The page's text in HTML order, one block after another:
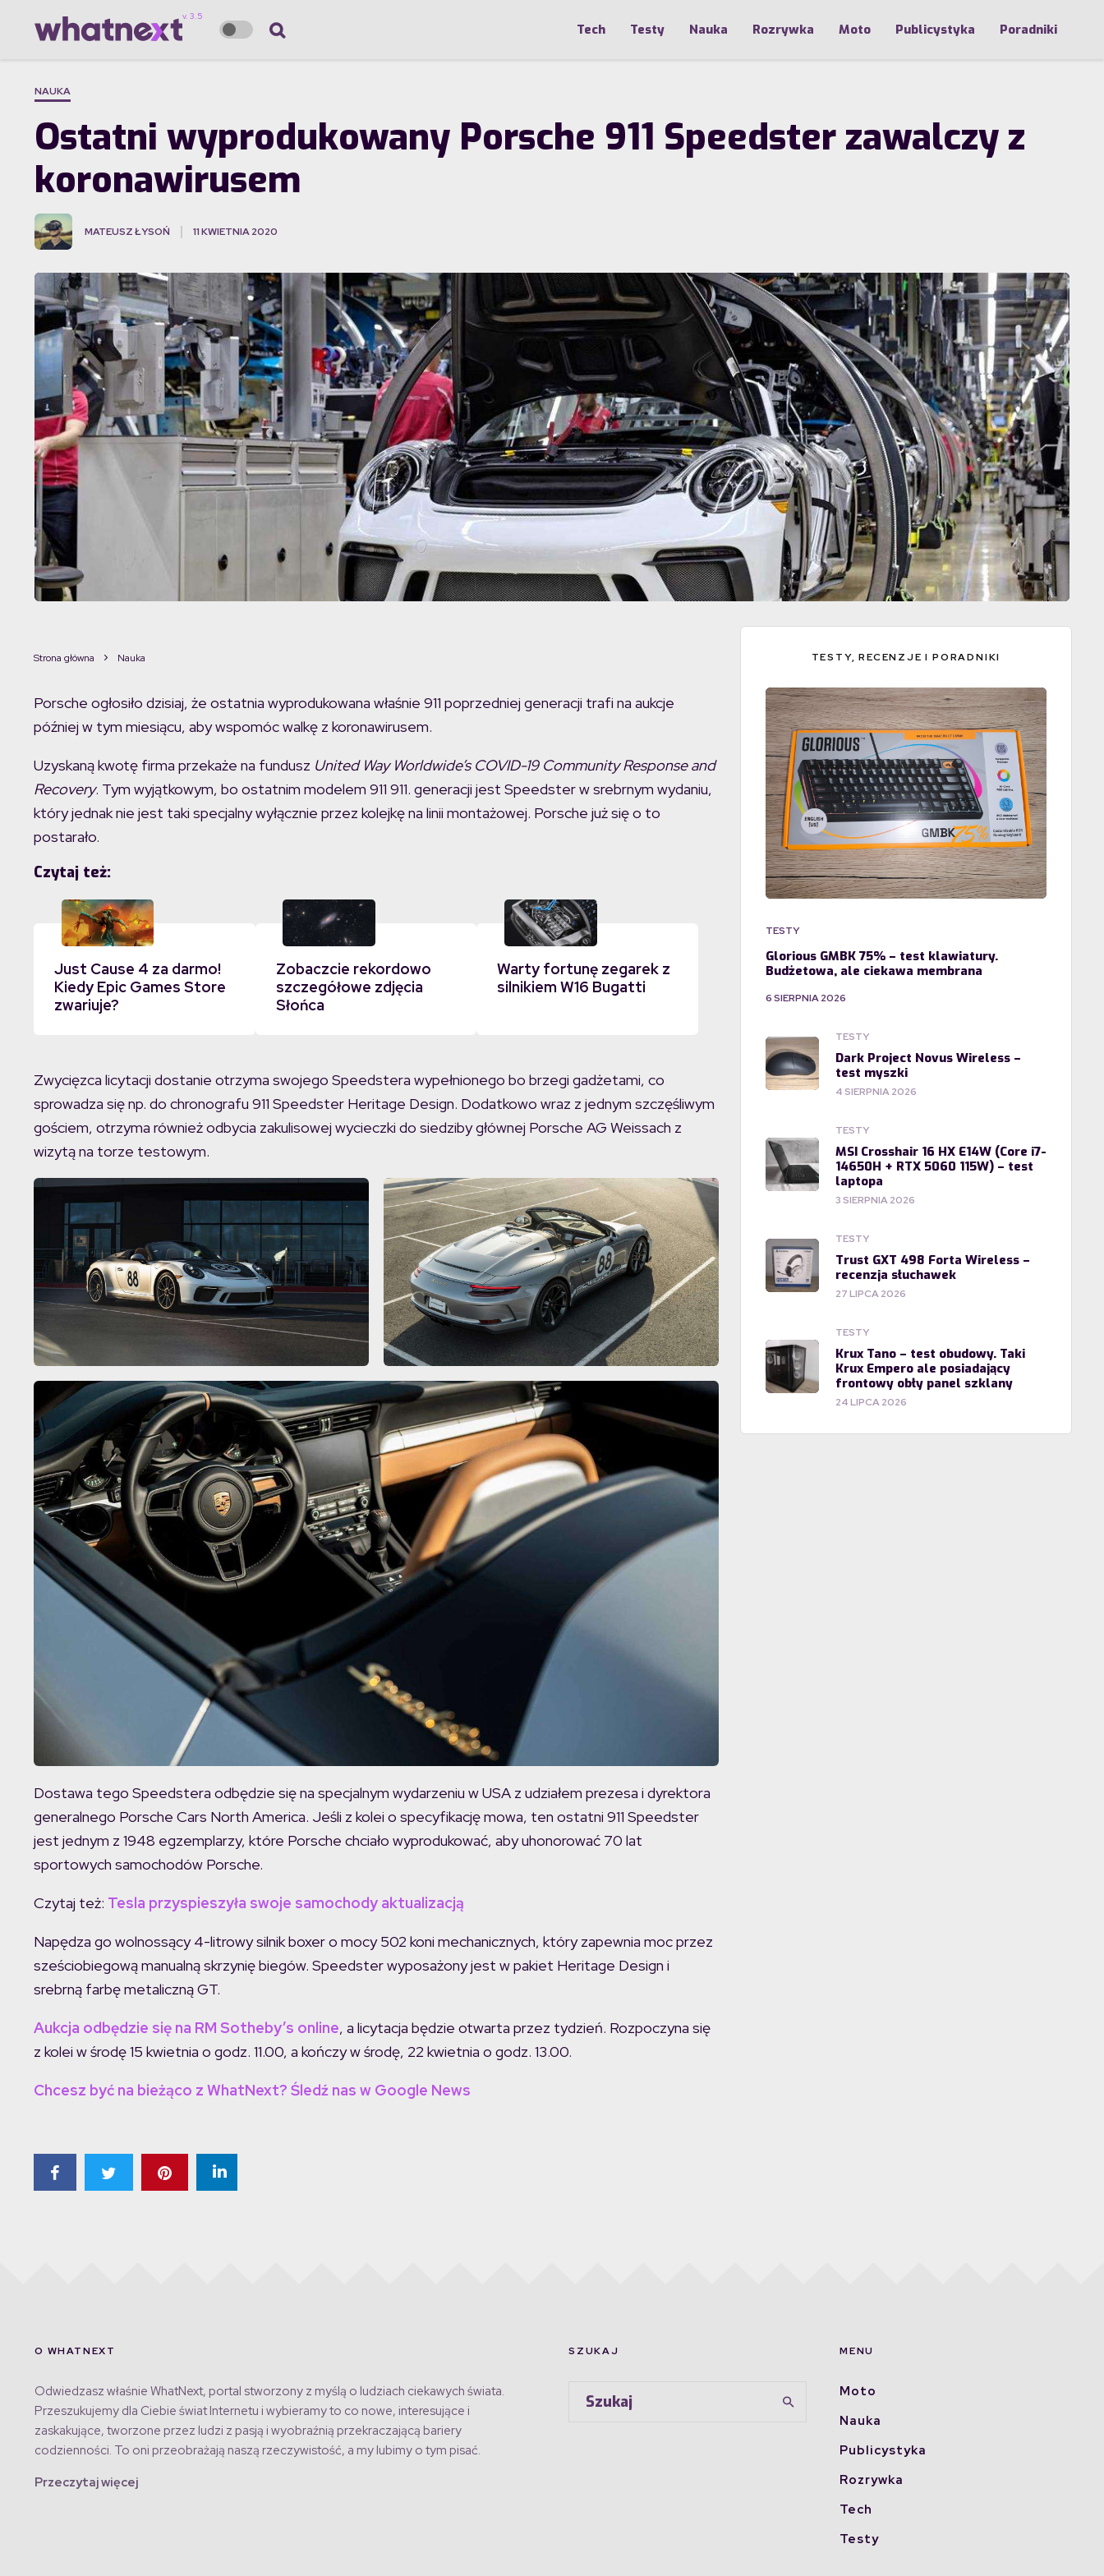
Tech Testy Nauka Rozrywka Moto Publicystyka Poradniki
NAUKA
Ostatni wyprodukowany Porsche 911 Speedster zawalczy z
koronawirusem
MATEUSZ ŁYSOŃ 11 KWIETNIA 2020
Strona główna Nauka
Porsche ogłosiło dzisiaj, że ostatnia wyprodukowana właśnie 911 poprzedniej generacji trafi na aukcje
później w tym miesiącu, aby wspomóc walkę z koronawirusem.
Uzyskaną kwotę firma przekaże na fundusz United Way Worldwide’s COVID-19 Community Response and
Recovery. Tym wyjątkowym, bo ostatnim modelem 911 911. generacji jest Speedster w srebrnym wydaniu,
który jednak nie jest taki specjalny wyłącznie przez kolejkę na linii montażowej. Porsche już się o to
postarało.
Czytaj też:
Just Cause 4 za darmo!
Kiedy Epic Games Store
zwariuje?
Zobaczcie rekordowo
szczegółowe zdjęcia
Słońca
Warty fortunę zegarek z
silnikiem W16 Bugatti
Zwycięzca licytacji dostanie otrzyma swojego Speedstera wypełnionego bo brzegi gadżetami, co
sprowadza się np. do chronografu 911 Speedster Heritage Design. Dodatkowo wraz z jednym szczęśliwym
gościem, otrzyma również odbycia zakulisowej wycieczki do siedziby głównej Porsche AG Weissach z
wizytą na torze testowym.
Dostawa tego Speedstera odbędzie się na specjalnym wydarzeniu w USA z udziałem prezesa i dyrektora
generalnego Porsche Cars North America. Jeśli z kolei o specyfikację mowa, ten ostatni 911 Speedster
jest jednym z 1948 egzemplarzy, które Porsche chciało wyprodukować, aby uhonorować 70 lat
sportowych samochodów Porsche.
Czytaj też: Tesla przyspieszyła swoje samochody aktualizacją
Napędza go wolnossący 4-litrowy silnik boxer o mocy 502 koni mechanicznych, który zapewnia moc przez
sześciobiegową manualną skrzynię biegów. Speedster wyposażony jest w pakiet Heritage Design i
srebrną farbę metaliczną GT.
Aukcja odbędzie się na RM Sotheby’s online, a licytacja będzie otwarta przez tydzień. Rozpoczyna się
z kolei w środę 15 kwietnia o godz. 11.00, a kończy w środę, 22 kwietnia o godz. 13.00.
Chcesz być na bieżąco z WhatNext? Śledź nas w Google News
TESTY, RECENZJE I PORADNIKI
TESTY
Glorious GMBK 75% – test klawiatury.
Budżetowa, ale ciekawa membrana
6 SIERPNIA 2026
TESTY
Dark Project Novus Wireless –
test myszki
4 SIERPNIA 2026
TESTY
MSI Crosshair 16 HX E14W (Core i7-
14650H + RTX 5060 115W) – test
laptopa
3 SIERPNIA 2026
TESTY
Trust GXT 498 Forta Wireless –
recenzja słuchawek
27 LIPCA 2026
TESTY
Krux Tano – test obudowy. Taki
Krux Empero ale posiadający
frontowy obły panel szklany
24 LIPCA 2026
O WHATNEXT
Odwiedzasz właśnie WhatNext, portal stworzony z myślą o ludziach ciekawych świata.
Przeszukujemy dla Ciebie świat Internetu i wybieramy to co nowe, interesujące i
zaskakujące, tworzone przez ludzi z pasją i wyobraźnią przekraczającą bariery
codzienności. To oni przeobrażają naszą rzeczywistość, a my lubimy o tym pisać.
Przeczytaj więcej
SZUKAJ MENU
Moto
Nauka
Publicystyka
Rozrywka
Tech
Testy